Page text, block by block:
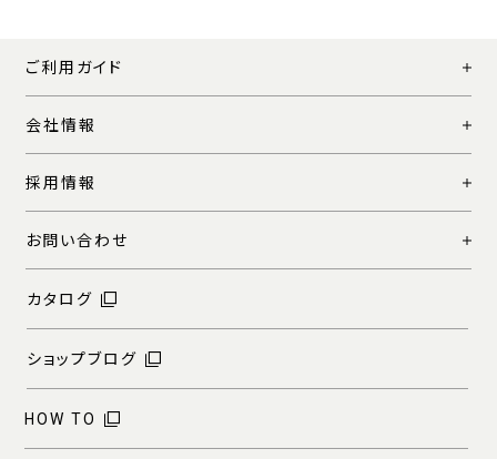
ご利用ガイド
会社情報
採用情報
お問い合わせ
カタログ
ショップブログ
HOW TO